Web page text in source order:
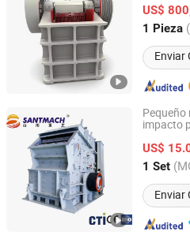
Minería
US$
1 Pieza
Enviar
Jiangsu, China
Pequeño
impacto
minería
US$
1 Set
Enviar
Henan Santmach Machinery
Henan, China